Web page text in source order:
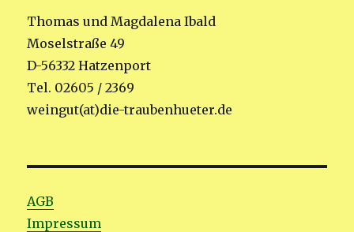
Thomas und Magdalena Ibald
Moselstraße 49
D-56332 Hatzenport
Tel. 02605 / 2369
weingut(at)die-traubenhueter.de
AGB
Impressum